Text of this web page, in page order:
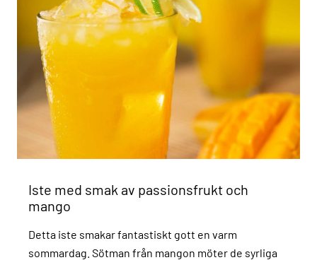
Iste med smak av passionsfrukt och
mango
Detta iste smakar fantastiskt gott en varm
sommardag. Sötman från mangon möter de syrliga